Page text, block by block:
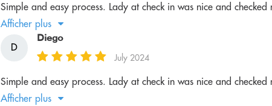
Simple and easy process. Lady at check in was nice and
Afficher plus
D
Diego
July 2024
Simple and easy process. Lady at check in was nice and
Afficher plus